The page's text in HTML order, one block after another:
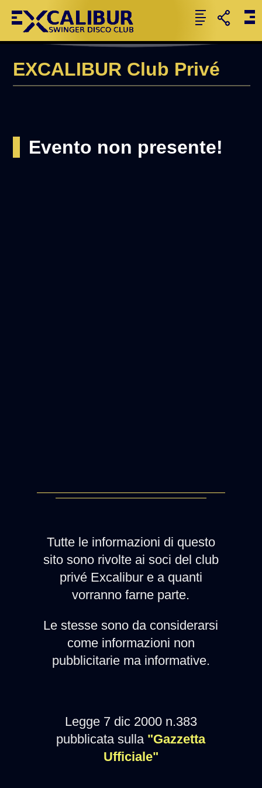
EXCALIBUR Club Privé
Evento non presente!
Tutte le informazioni di questo
sito sono rivolte ai soci del club
privé Excalibur e a quanti
vorranno farne parte.
Le stesse sono da considerarsi
come informazioni non
pubblicitarie ma informative.
Legge 7 dic 2000 n.383
pubblicata sulla "Gazzetta
Ufficiale"